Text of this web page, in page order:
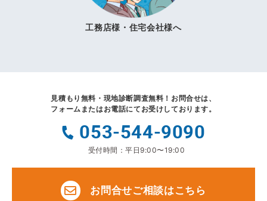
工務店様・住宅会社様へ
見積もり無料・現地診断調査無料！ お問合せは、
フォームまたはお電話にてお受けしております。
053-544-9090
受付時間：平日9:00〜19:00
お問合せご相談はこちら